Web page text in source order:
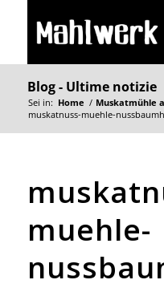
Blog - Ultime notizie
Sei in: Home / Muskatmühle
muskatnuss-muehle-
muehle-